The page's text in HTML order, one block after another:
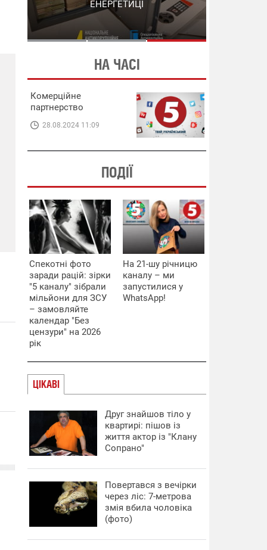
СХЕМИ В ЕНЕРГЕТИЦІ
ЕНЕРГЕТИЦІ
НА ЧАСІ
Комерційне
партнерство
28.08.2024 11:09
ПОДІЇ
Спекотні фото
заради рацій: зірки
"5 каналу" зібрали
мільйони для ЗСУ
– замовляйте
календар "Без
цензури" на 2026
рік
На 21-шу річницю
каналу – ми
запустилися у
WhatsApp!
ЦІКАВІ
Друг знайшов тіло у
квартирі: пішов із
життя актор із "Клану
Сопрано"
Повертався з вечірки
через ліс: 7-метрова
змія вбила чоловіка
(фото)